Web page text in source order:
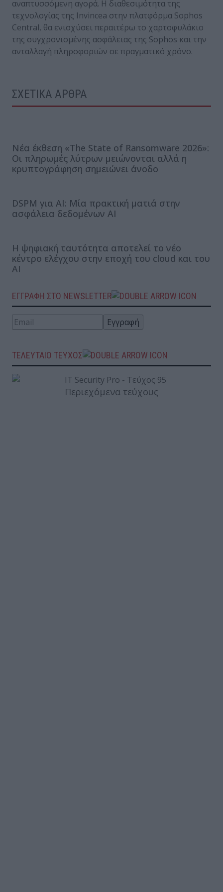
αναπτυσσόμενη αγορά. Η διαθεσιμότητα της
τεχνολογίας της Invincea στην πλατφόρμα Sophos
Central, θα ενισχύσει περαιτέρω το χαρτοφυλάκιο
της συγχρονισμένης ασφάλειας της Sophos και την
ανταλλαγή πληροφοριών σε πραγματικό χρόνο.
ΣΧΕΤΙΚΑ ΑΡΘΡΑ
Νέα έκθεση «The State of Ransomware 2026»:
Οι πληρωμές λύτρων μειώνονται αλλά η
κρυπτογράφηση σημειώνει άνοδο
DSPM για AI: Μία πρακτική ματιά στην
ασφάλεια δεδομένων AI
Η ψηφιακή ταυτότητα αποτελεί το νέο
κέντρο ελέγχου στην εποχή του cloud και του
AI
ΕΓΓΡΑΦΗ ΣΤΟ NEWSLETTER
ΤΕΛΕΥΤΑΙΟ ΤΕΥΧΟΣ
Περιεχόμενα τεύχους